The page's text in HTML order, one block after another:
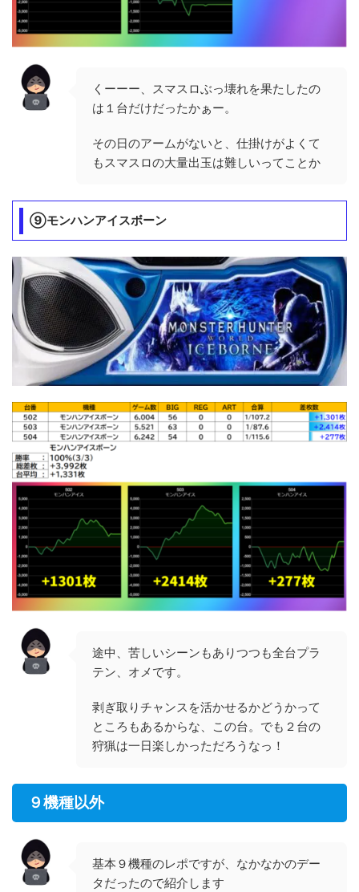
くーーー、スマスロぶっ壊れを果たしたの
は１台だけだったかぁー。
その日のアームがないと、仕掛けがよくて
もスマスロの大量出玉は難しいってことか
⑨モンハンアイスボーン
途中、苦しいシーンもありつつも全台プラ
テン、オメです。
剥ぎ取りチャンスを活かせるかどうかって
ところもあるからな、この台。でも２台の
狩猟は一日楽しかっただろうなっ！
９機種以外
基本９機種のレポですが、なかなかのデー
タだったので紹介します